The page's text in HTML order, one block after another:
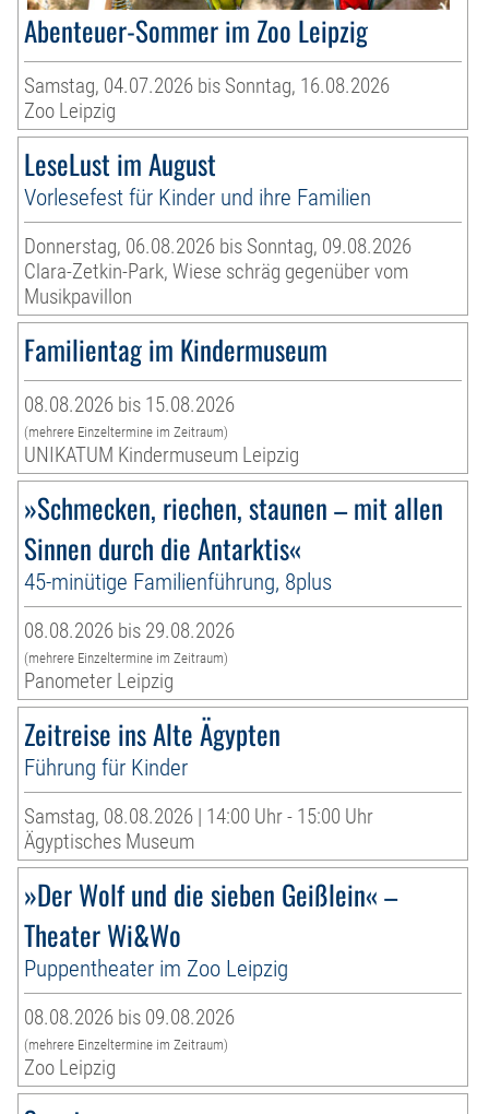
Abenteuer-Sommer im Zoo Leipzig
Samstag, 04.07.2026 bis Sonntag, 16.08.2026
Zoo Leipzig
LeseLust im August
Vorlesefest für Kinder und ihre Familien
Donnerstag, 06.08.2026 bis Sonntag, 09.08.2026
Clara-Zetkin-Park, Wiese schräg gegenüber vom
Musikpavillon
Familientag im Kindermuseum
08.08.2026 bis 15.08.2026
(mehrere Einzeltermine im Zeitraum)
UNIKATUM Kindermuseum Leipzig
»Schmecken, riechen, staunen – mit allen
Sinnen durch die Antarktis«
45-minütige Familienführung, 8plus
08.08.2026 bis 29.08.2026
(mehrere Einzeltermine im Zeitraum)
Panometer Leipzig
Zeitreise ins Alte Ägypten
Führung für Kinder
Samstag, 08.08.2026 | 14:00 Uhr - 15:00 Uhr
Ägyptisches Museum
»Der Wolf und die sieben Geißlein« –
Theater Wi&Wo
Puppentheater im Zoo Leipzig
08.08.2026 bis 09.08.2026
(mehrere Einzeltermine im Zeitraum)
Zoo Leipzig